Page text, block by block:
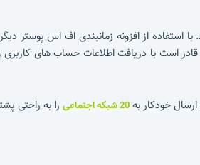
از افزونه زمانبندی اف اس پوستر
است با دریافت اطلاعات حساب های
خودکار به20 شبکه اجتماعی را به راحتی